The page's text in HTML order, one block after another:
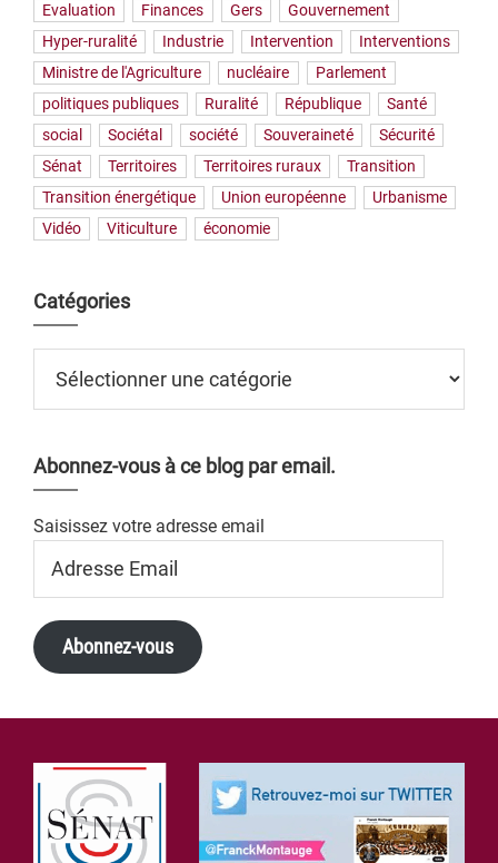
Evaluation
Finances Gers
Gouvernement
Hyper-ruralité
Industrie Intervention
Interventions
Ministre de l'Agriculture
nucléaire
Parlement
politiques publiques
Ruralité République
Santé
social
Sociétal société Souveraineté
Sécurité
Sénat
Territoires Territoires ruraux
Transition
Transition énergétique
Union européenne
Urbanisme
Vidéo
Viticulture économie
Catégories
Abonnez-vous à ce blog par email.
Saisissez votre adresse email
Email
Abonnez-vous
Footer